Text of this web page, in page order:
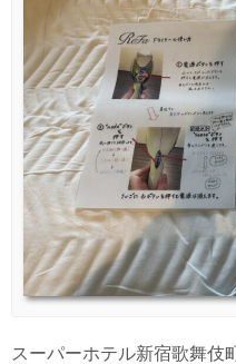
スーパーホテル新宿歌舞伎